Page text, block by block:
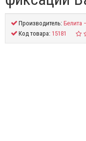
Производитель:Белита
Код товара:15181